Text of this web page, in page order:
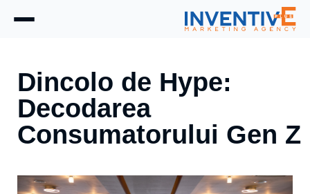
Dincolo de Hype:
Decodarea
Consumatorului Gen Z